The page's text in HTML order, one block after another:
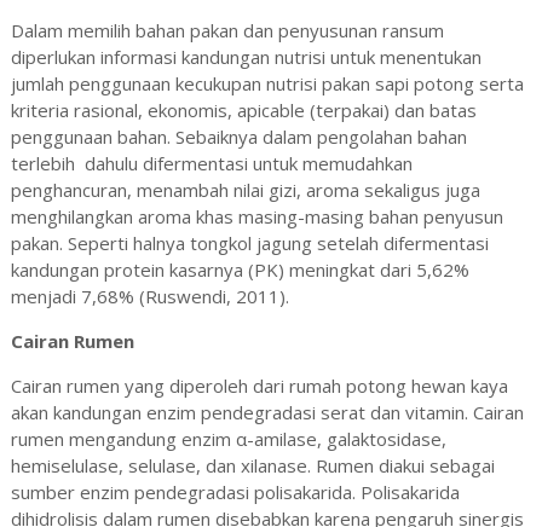
Dalam memilih bahan pakan dan penyusunan ransum
diperlukan informasi kandungan nutrisi untuk menentukan
jumlah penggunaan kecukupan nutrisi pakan sapi potong serta
kriteria rasional, ekonomis, apicable (terpakai) dan batas
penggunaan bahan. Sebaiknya dalam pengolahan bahan
terlebih dahulu difermentasi untuk memudahkan
penghancuran, menambah nilai gizi, aroma sekaligus juga
menghilangkan aroma khas masing-masing bahan penyusun
pakan. Seperti halnya tongkol jagung setelah difermentasi
kandungan protein kasarnya (PK) meningkat dari 5,62%
menjadi 7,68% (Ruswendi, 2011).
Cairan Rumen
Cairan rumen yang diperoleh dari rumah potong hewan kaya
akan kandungan enzim pendegradasi serat dan vitamin. Cairan
rumen mengandung enzim α-amilase, galaktosidase,
hemiselulase, selulase, dan xilanase. Rumen diakui sebagai
sumber enzim pendegradasi polisakarida. Polisakarida
dihidrolisis dalam rumen disebabkan karena pengaruh sinergis